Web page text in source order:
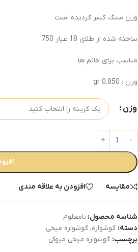
وزن سنگ کسر گردیده است
ساخته شده از طلای 18 عیار 750
مناسب برای خانم ها
وزن : 0.850 gr
وزن
مقایسه افزودن به علاقه مندی
شناسه محصول: نامعلوم
دسته: گوشواره, گوشواره میخی
برچسب: گوشواره میخی میوکی